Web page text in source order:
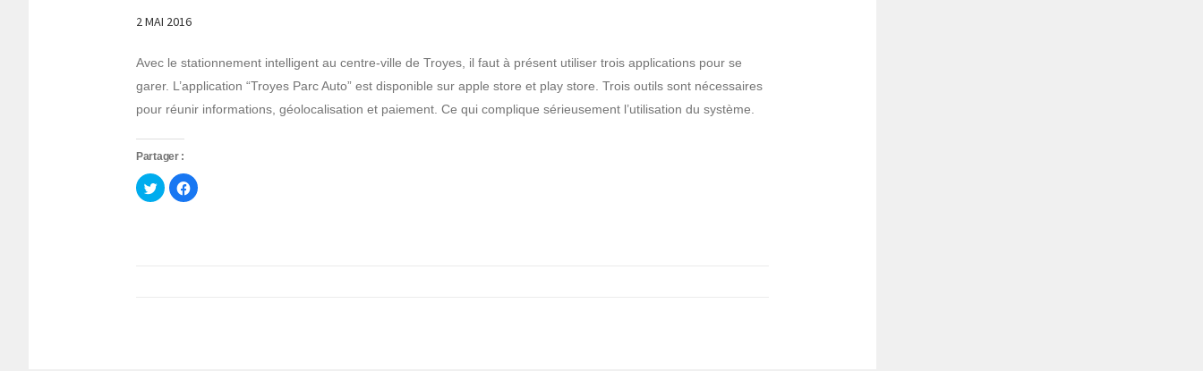
2 MAI 2016
Avec le stationnement intelligent au centre-ville de Troyes, il faut à présent utiliser trois applications pour se
garer. L’application “Troyes Parc Auto” est disponible sur apple store et play store. Trois outils sont nécessaires
pour réunir informations, géolocalisation et paiement. Ce qui complique sérieusement l’utilisation du système.
Partager :
Cliquez
pour
partager
Cliquez
pour